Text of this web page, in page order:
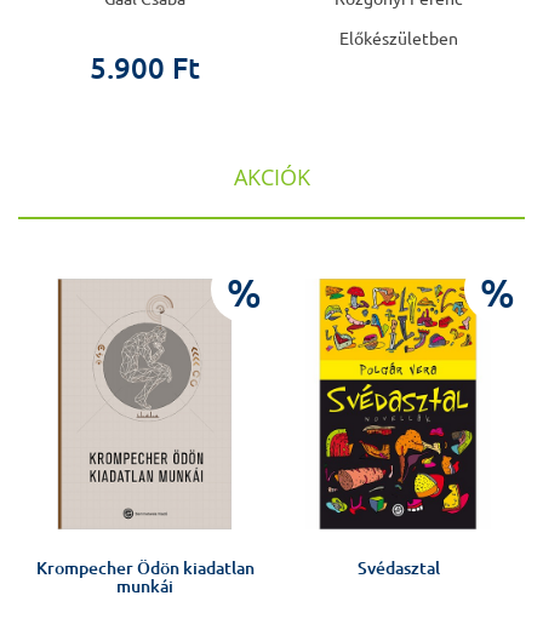
5.900 Ft
Előkészületben
AKCIÓK
%
Krompecher Ödön kiadatlan
munkái
%
Svédasztal